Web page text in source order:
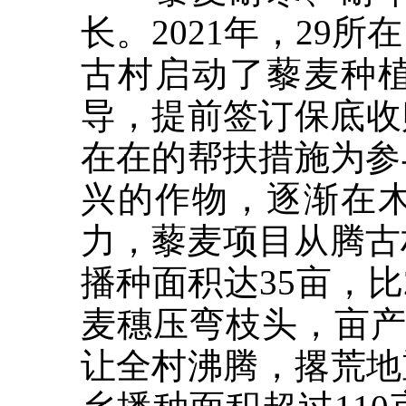
长。2021年，29所
古村启动了藜麦种
导，提前签订保底
在在的帮扶措施为
兴的作物，逐渐在
力，藜麦项目从腾
播种面积达35亩，
麦穗压弯枝头，亩
让全村沸腾，撂荒